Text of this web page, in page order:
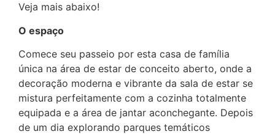
Veja mais abaixo!
O espaço
Comece seu passeio por esta casa de família
única na área de estar de conceito aberto, onde a
decoração moderna e vibrante da sala de estar se
mistura perfeitamente com a cozinha totalmente
equipada e a área de jantar aconchegante. Depois
de um dia explorando parques temáticos